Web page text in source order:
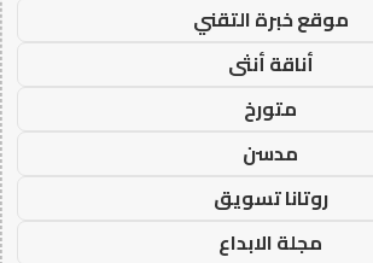
موقع خبرة التقني
أناقة أنثى
متورخ
مدسن
روتانا تسويق
مجلة الابداع